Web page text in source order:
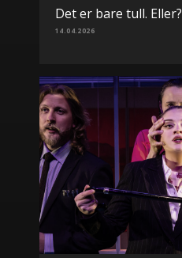
Det er bare tull. Eller?
14.04.2026